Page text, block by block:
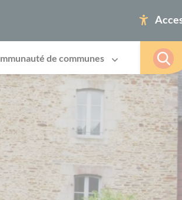
de communes